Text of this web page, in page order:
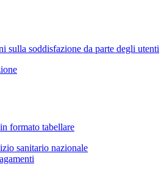
sulla soddisfazione da parte degli utenti
formato tabellare
sanitario nazionale